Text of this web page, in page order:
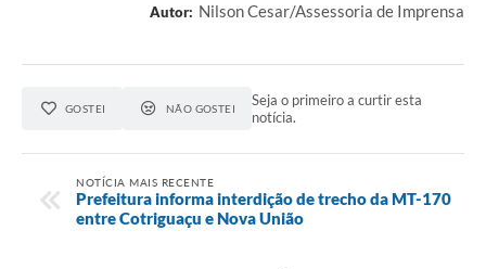
Contato
Autor: Nilson Cesar/Assessoria de Imprensa
GOSTEI NÃO GOSTEI
Seja o primeiro a curtir esta
notícia.
NOTÍCIA MAIS RECENTE
Prefeitura informa interdição de trecho da MT-170
entre Cotriguaçu e Nova União